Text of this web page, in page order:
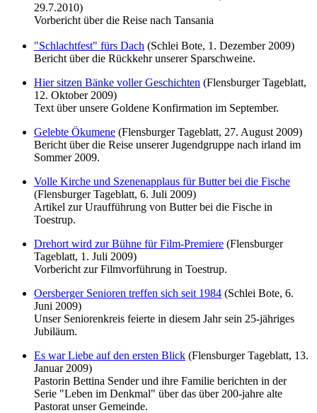
29.7.2010)
Vorbericht über die Reise nach Tansania
"Schlachtfest" fürs Dach (Schlei Bote, 1. Dezember 2009)
Bericht über die Rückkehr unserer Sparschweine.
Hier sitzen Bänke voller Geschichten (Flensburger Tageblatt,
12. Oktober 2009)
Text über unsere Goldene Konfirmation im September.
Gelebte Ökumene (Flensburger Tageblatt, 27. August 2009)
Bericht über die Reise unserer Jugendgruppe nach irland im
Sommer 2009.
Volle Kirche und Szenenapplaus für Butter bei die Fische
(Flensburger Tageblatt, 6. Juli 2009)
Artikel zur Uraufführung von Butter bei die Fische in
Toestrup.
Drehort wird zur Bühne für Film-Premiere (Flensburger
Tageblatt, 1. Juli 2009)
Vorbericht zur Filmvorführung in Toestrup.
Oersberger Senioren treffen sich seit 1984 (Schlei Bote, 6.
Juni 2009)
Unser Seniorenkreis feierte in diesem Jahr sein 25-jähriges
Jubiläum.
Es war Liebe auf den ersten Blick (Flensburger Tageblatt, 13.
Januar 2009)
Pastorin Bettina Sender und ihre Familie berichten in der
Serie "Leben im Denkmal" über das über 200-jahre alte
Pastorat unser Gemeinde.